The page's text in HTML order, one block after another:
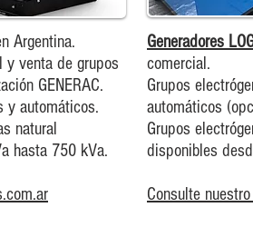
Argentina.
y venta de grupos
GENERAC.
y automáticos.
natural
hasta 750 kVa.
Generadores
comercial.
Grupos
automáticos
Grupos
disponibles
Consulte